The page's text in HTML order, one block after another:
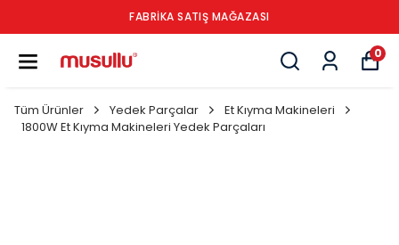
FABRİKA SATIŞ MAĞAZASI
0
Tüm Ürünler Yedek Parçalar
Et Kıyma Makineleri
1800W Et Kıyma Makineleri Yedek Parçaları